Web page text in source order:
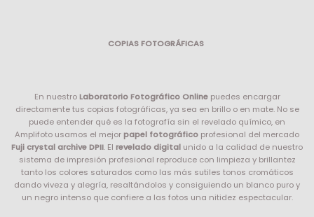
COPIAS FOTOGRÁFICAS
En nuestroLaboratorio Fotográfico Onlinepuedes encargar
directamente tus copias fotográficas, ya sea en brillo o en mate. No se
puede entender qué es la fotografía sin el revelado químico, en
Amplifoto usamos el mejorpapel fotográfico profesional del mercado
Fuji crystal archive DPII. El revelado digital unido a la calidad de nuestro
sistema de impresión profesional reproduce con limpieza y brillantez
tanto los colores saturados como las más sutiles tonos cromáticos
dando viveza y alegría, resaltándolos y consiguiendo un blanco puro y
un negro intenso que confiere a las fotos una nitidez espectacular.